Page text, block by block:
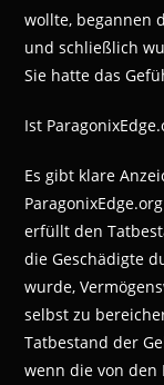
wollte, begannen
und schließlich
Sie hatte das
Ist
Es gibt klare
erfüllt den
die Geschädigte
wurde,
selbst zu
Tatbestand der
wenn die von